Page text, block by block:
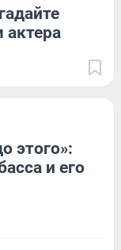
актера
этого»:
и его